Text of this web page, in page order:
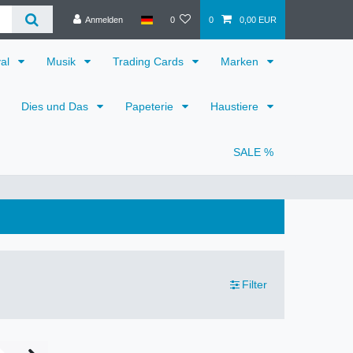
Anmelden 0 0 0,00 EUR
Musik Trading Cards Marken
Dies und Das Papeterie Haustiere
SALE %
Filter